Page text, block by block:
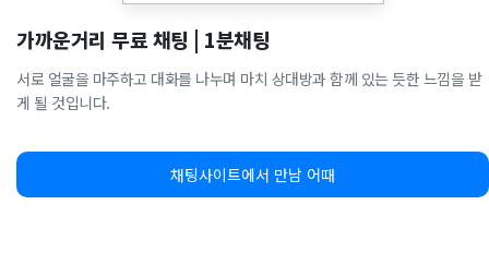
가까운거리 무료 채팅 | 1분채팅
서로 얼굴을 마주하고 대화를 나누며 마치 상대방과 함께 있는 듯한 느낌을 받
게 될 것입니다.
채팅사이트에서 만남 어때